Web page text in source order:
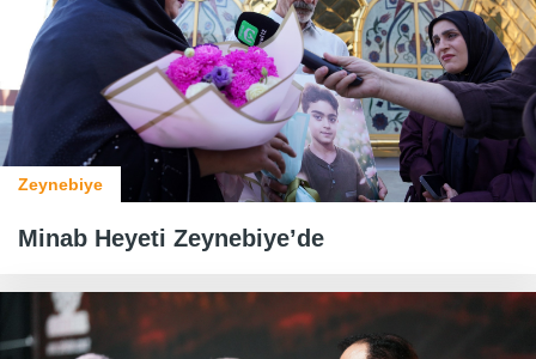
Zeynebiye
Minab Heyeti Zeynebiye’de